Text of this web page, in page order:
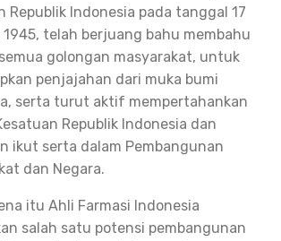
Republik Indonesia pada tanggal 17
telah berjuang bahu membahu
golongan masyarakat, untuk
penjajahan dari muka bumi
serta turut aktif mempertahankan
Republik Indonesia dan
ikut serta dalam Pembangunan
dan Negara.
itu Ahli Farmasi Indonesia
salah satu potensi pembangunan